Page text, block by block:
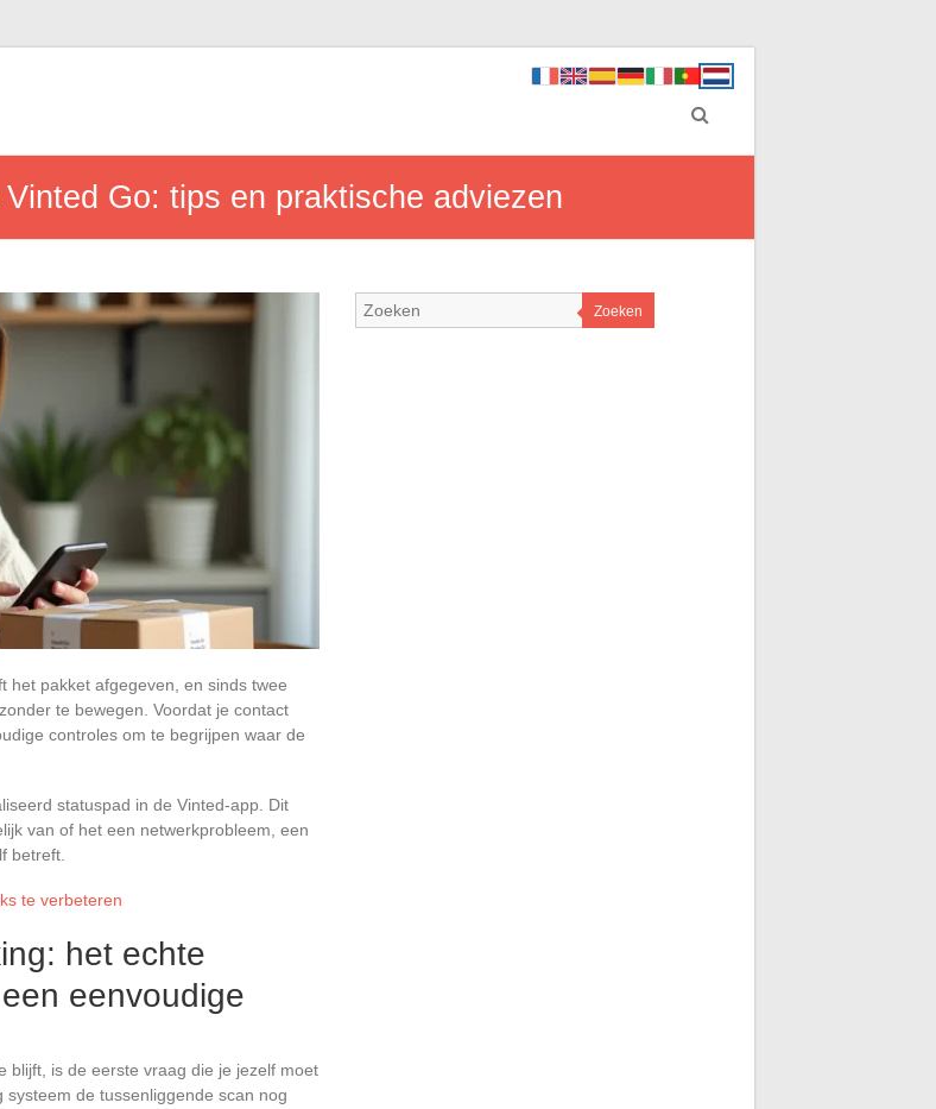
Go: tips en praktische adviezen
het pakket afgegeven, en sinds twee
te bewegen. Voordat je contact
controles om te begrijpen waar de
statuspad in de Vinted-app. Dit
van of het een netwerkprobleem, een
betreft.
te verbeteren
het echte
eenvoudige
blijft, is de eerste vraag die je jezelf moet
de tussenliggende scan nog
Zoeken